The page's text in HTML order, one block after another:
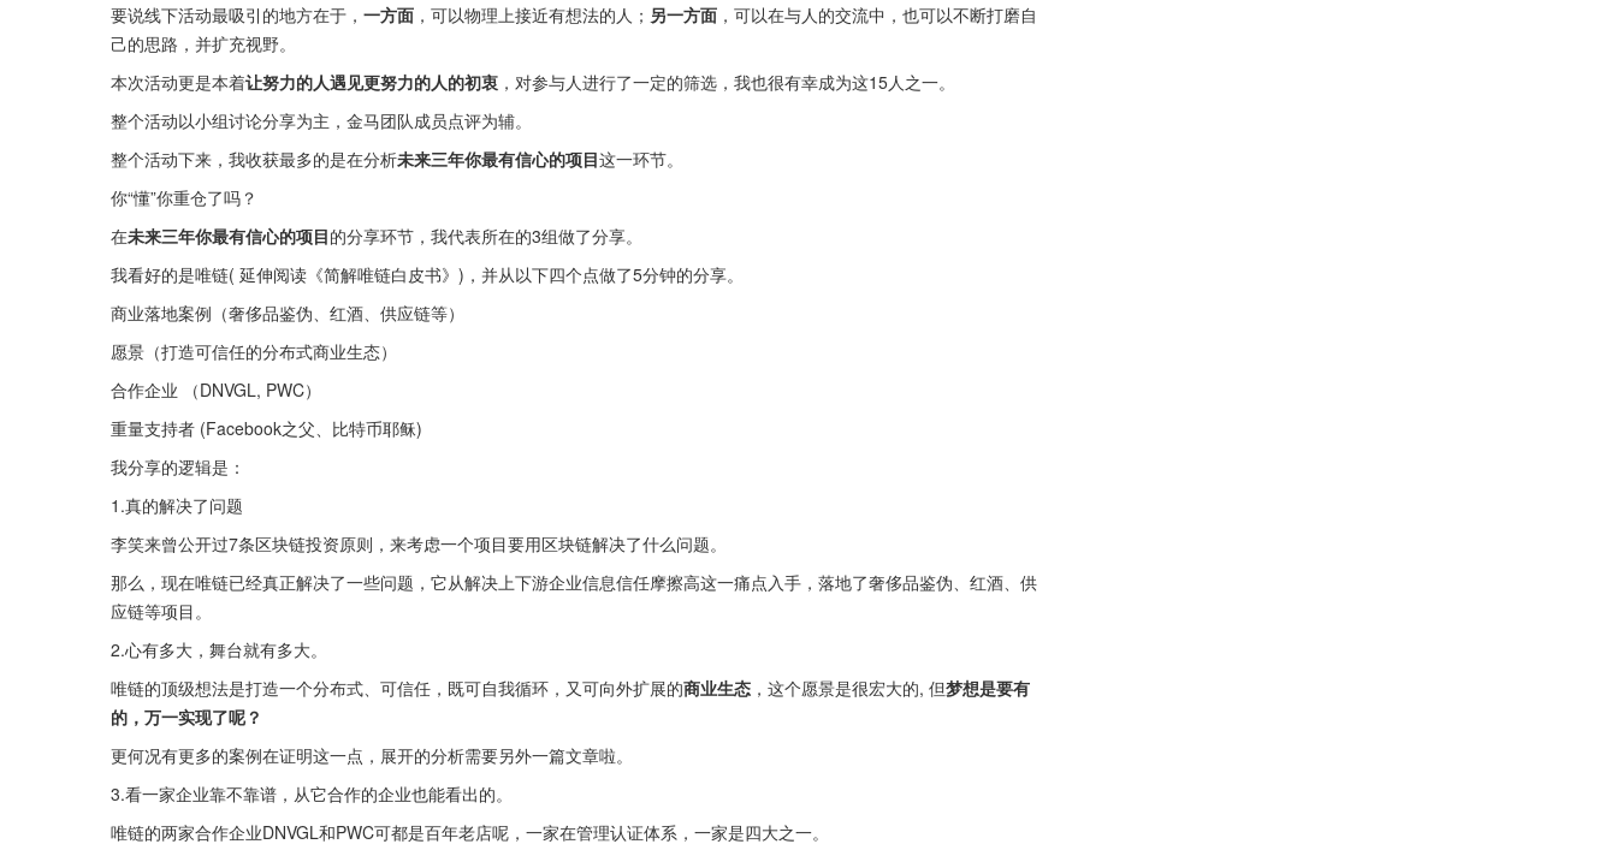
要说线下活动最吸引的地方在于， 一方面 ，可以物理上接近有想法的人； 另一方面 ，可以在与人的交流中，也可以不断打磨自
己的思路，并扩充视野。
本次活动更是本着让努力的人遇见更努力的人的初衷 ，对参与人进行了一定的筛选，我也很有幸成为这15人之一。
整个活动以小组讨论分享为主，金马团队成员点评为辅。
整个活动下来，我收获最多的是在分析未来三年你最有信心的项目这一环节。
你“懂”你重仓了吗？
在未来三年你最有信心的项目的分享环节，我代表所在的3组做了分享。
我看好的是唯链( 延伸阅读《简解唯链白皮书》)，并从以下四个点做了5分钟的分享。
商业落地案例（奢侈品鉴伪、红酒、供应链等）
愿景（打造可信任的分布式商业生态）
合作企业 （DNVGL, PWC）
重量支持者 (Facebook之父、比特币耶稣)
我分享的逻辑是：
1.真的解决了问题
李笑来曾公开过7条区块链投资原则，来考虑一个项目要用区块链解决了什么问题。
那么，现在唯链已经真正解决了一些问题，它从解决上下游企业信息信任摩擦高这一痛点入手，落地了奢侈品鉴伪、红酒、供
应链等项目。
2.心有多大，舞台就有多大。
唯链的顶级想法是打造一个分布式、可信任，既可自我循环，又可向外扩展的商业生态 ，这个愿景是很宏大的, 但梦想是要有
的，万一实现了呢？
更何况有更多的案例在证明这一点，展开的分析需要另外一篇文章啦。
3.看一家企业靠不靠谱，从它合作的企业也能看出的。
唯链的两家合作企业DNVGL和PWC可都是百年老店呢，一家在管理认证体系，一家是四大之一。